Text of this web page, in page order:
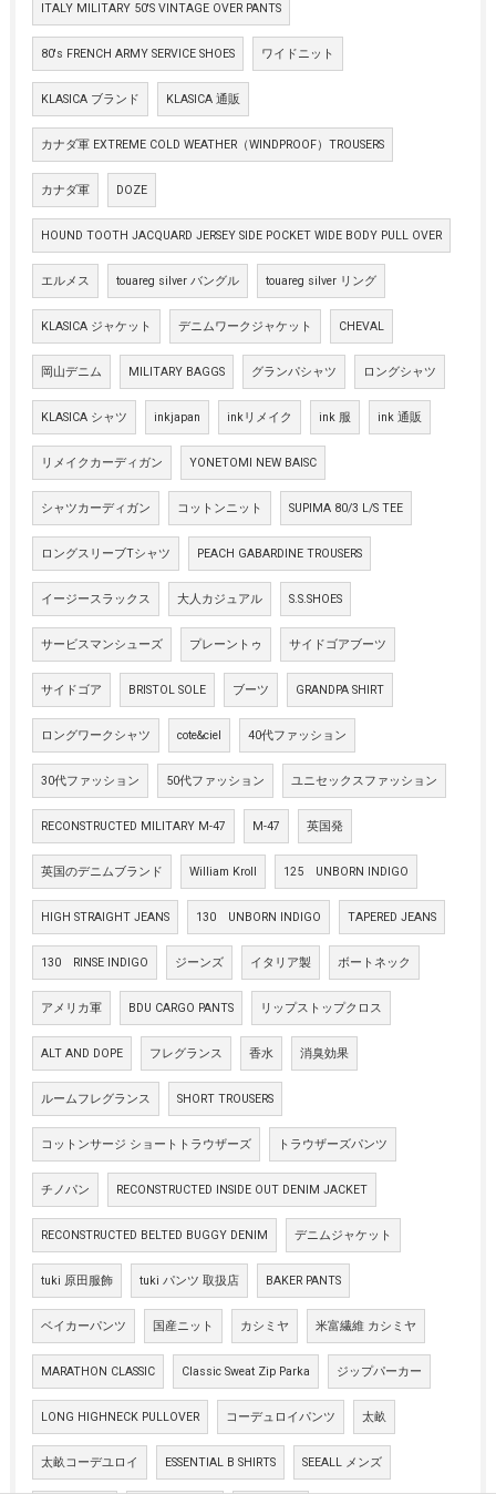
ITALY MILITARY 50'S VINTAGE OVER PANTS
80's FRENCH ARMY SERVICE SHOES ワイドニット
KLASICA ブランド KLASICA 通販
カナダ軍 EXTREME COLD WEATHER（WINDPROOF）TROUSERS
カナダ軍 DOZE
HOUND TOOTH JACQUARD JERSEY SIDE POCKET WIDE BODY PULL OVER
エルメス touareg silver バングル touareg silver リング
KLASICA ジャケット デニムワークジャケット CHEVAL
岡山デニム MILITARY BAGGS グランパシャツ ロングシャツ
KLASICA シャツ inkjapan inkリメイク ink 服 ink 通販
リメイクカーディガン YONETOMI NEW BAISC
シャツカーディガン コットンニット SUPIMA 80/3 L/S TEE
ロングスリーブTシャツ PEACH GABARDINE TROUSERS
イージースラックス 大人カジュアル S.S.SHOES
サービスマンシューズ プレーントゥ サイドゴアブーツ
サイドゴア BRISTOL SOLE ブーツ GRANDPA SHIRT
ロングワークシャツ cote&ciel 40代ファッション
30代ファッション 50代ファッション ユニセックスファッション
RECONSTRUCTED MILITARY M-47 M-47 英国発
英国のデニムブランド William Kroll 125 UNBORN INDIGO
HIGH STRAIGHT JEANS 130 UNBORN INDIGO TAPERED JEANS
130 RINSE INDIGO ジーンズ イタリア製 ボートネック
アメリカ軍 BDU CARGO PANTS リップストップクロス
ALT AND DOPE フレグランス 香水 消臭効果
ルームフレグランス SHORT TROUSERS
コットンサージ ショートトラウザーズ トラウザーズパンツ
チノパン RECONSTRUCTED INSIDE OUT DENIM JACKET
RECONSTRUCTED BELTED BUGGY DENIM デニムジャケット
tuki 原田服飾 tuki パンツ 取扱店 BAKER PANTS
ベイカーパンツ 国産ニット カシミヤ 米富繊維 カシミヤ
MARATHON CLASSIC Classic Sweat Zip Parka ジップパーカー
LONG HIGHNECK PULLOVER コーデュロイパンツ 太畝
太畝コーデユロイ ESSENTIAL B SHIRTS SEEALL メンズ